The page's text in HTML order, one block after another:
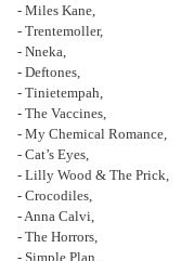
- Miles Kane,
- Trentemoller,
- Nneka,
- Deftones,
- Tinietempah,
- The Vaccines,
- My Chemical Romance,
- Cat’s Eyes,
- Lilly Wood & The Prick,
- Crocodiles,
- Anna Calvi,
- The Horrors,
- Simple Plan,